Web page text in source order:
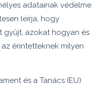
adatainak védelme
leírja, hogy
azokat hogyan és
érintetteknek milyen
és a Tanács (EU)